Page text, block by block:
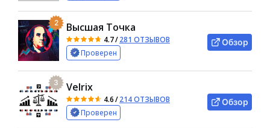
2 Высшая Точка
4.7/281 ОТЗЫВОВ
Проверен
Обзор
3 Velrix
4.6/214 ОТЗЫВОВ
Проверен
Обзор